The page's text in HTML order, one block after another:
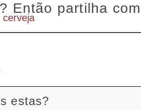
Então partilha
cerveja
estas?